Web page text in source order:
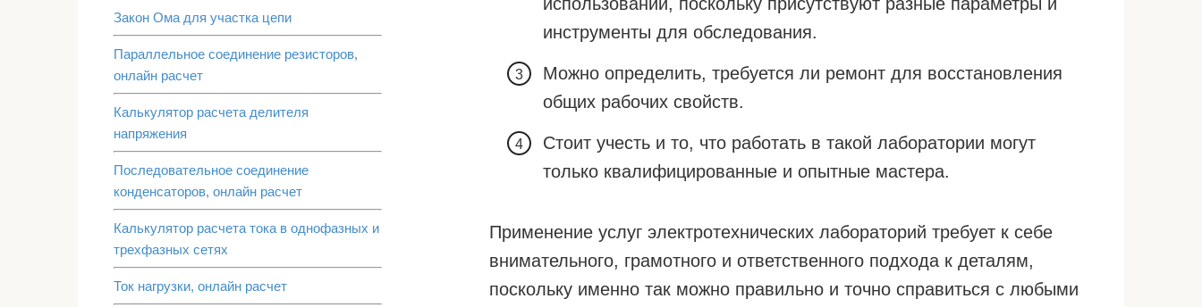
инструменты для обследования.
Можно определить, требуется ли ремонт для восстановления
общих рабочих свойств.
Стоит учесть и то, что работать в такой лаборатории могут
только квалифицированные и опытные мастера.
Применение услуг электротехнических лабораторий требует к себе
внимательного, грамотного и ответственного подхода к деталям,
поскольку именно так можно правильно и точно справиться с любыми
Закон Ома для участка цепи
Параллельное соединение резисторов,
онлайн расчет
Калькулятор расчета делителя
напряжения
Последовательное соединение
конденсаторов, онлайн расчет
Калькулятор расчета тока в однофазных и
трехфазных сетях
Ток нагрузки, онлайн расчет